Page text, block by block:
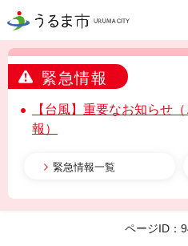
うるま市
緊急情報
【台風】重要なお知らせ
報）
緊急情報一覧
ページID：